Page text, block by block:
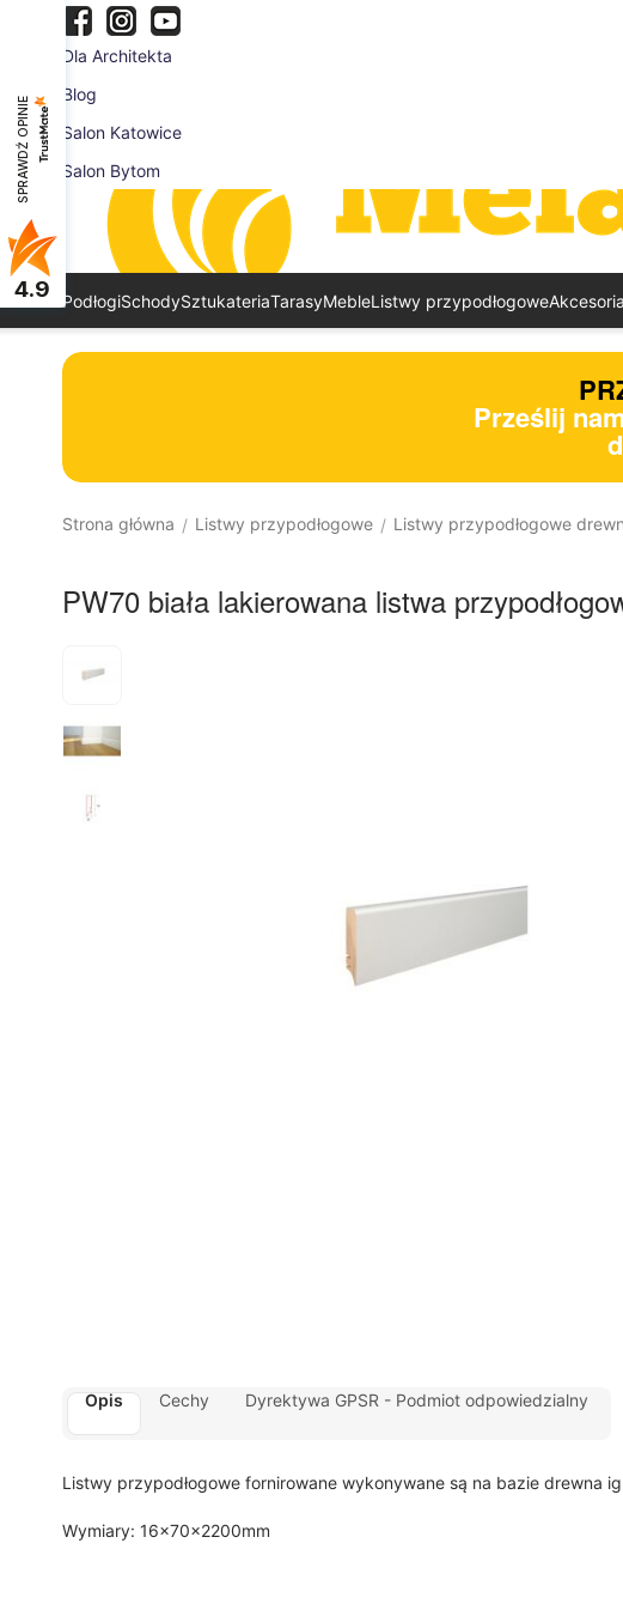
Dla Architekta
Blog
Salon Katowice
Salon Bytom
PodłogiSchodySztukateriaTarasyMebleListwy przypodłogoweAkcesoria
Prześlij
Strona główna / Listwy przypodłogowe / Listwy przypodłogowe
PW70 biała lakierowana listwa
Opis Cechy Dyrektywa GPSR - Podmiot odpowiedzialny
Listwy przypodłogowe fornirowane wykonywane są na bazie drewna
Wymiary: 16x70x2200mm
SPRAWDŹ OPINIE
4.9